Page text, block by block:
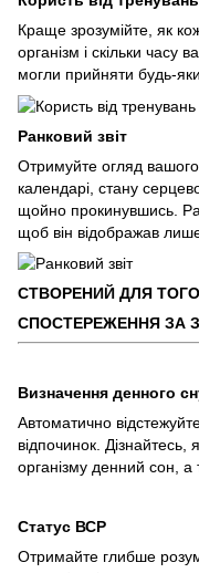
Краще зрозумійте, як
організм і скільки часу
могли прийняти будь-
Ранковий звіт
Отримуйте огляд вашого
календарі, стану
щойно прокинувшись.
щоб він відображав
СТВОРЕНИЙ ДЛЯ
СПОСТЕРЕЖЕННЯ ЗА
Визначення денного
Автоматично
відпочинок.
організму денний сон, а
Статус ВСР
Отримайте глибше